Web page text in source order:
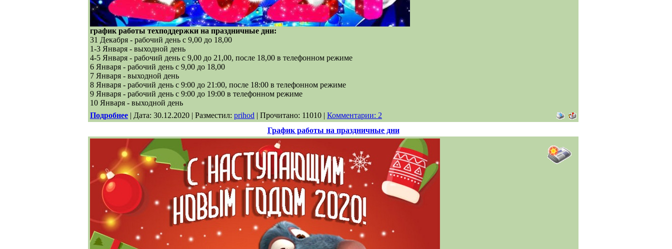
график работы техподдержки на праздничные дни:
31 Декабря - рабочий день с 9,00 до 18,00
1-3 Января - выходной день
4-5 Января - рабочий день с 9,00 до 21,00, после 18,00 в телефонном режиме
6 Января - рабочий день с 9,00 до 18,00
7 Января - выходной день
8 Января - рабочий день с 9:00 до 21:00, после 18:00 в телефонном режиме
9 Января - рабочий день с 9:00 до 19:00 в телефонном режиме
10 Января - выходной день
Подробнее | Дата: 30.12.2020 | Разместил: prihod | Прочитано: 11010 | Комментарии: 2
График работы на праздничные дни